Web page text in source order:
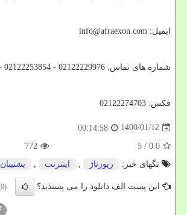
ایمیل: info@afraexon.com
شماره های تماس: 02122229976 - 02122253854 - 02126424094
فکس: 02122274703
1400/01/12
00:14:58
0.0
/ 5
772
تگهای خبر:
رپورتاژ اینترنت پشتیبان
این پست الف دانلود را می پسندید؟ (0)